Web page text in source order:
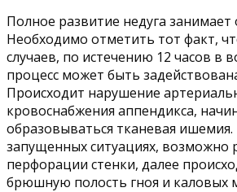
Полное развитие недуга занимает
Необходимо отметить тот факт,
случаев, по истечению 12 часов в
процесс может быть
Происходит нарушение
кровоснабжения аппендикса,
образовываться тканевая
запущенных ситуациях, возможно
перфорации стенки, далее
брюшную полость гноя и каловых